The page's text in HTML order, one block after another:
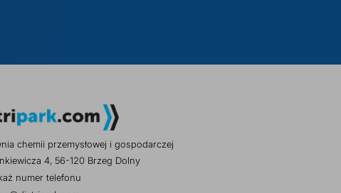
chemii przemysłowej i gospodarczej
4, 56-120 Brzeg Dolny
numer telefonu